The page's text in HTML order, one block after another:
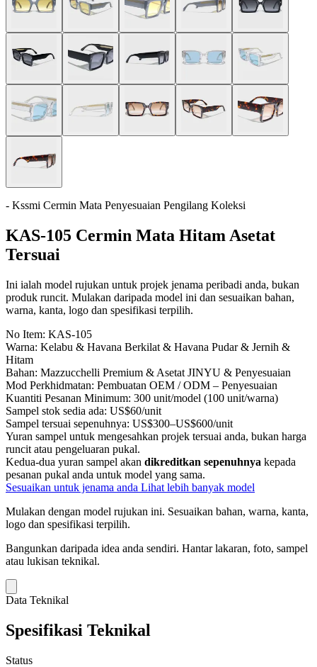
- Kssmi Cermin Mata Penyesuaian Pengilang Koleksi
KAS-105 Cermin Mata Hitam Asetat
Tersuai
Ini ialah model rujukan untuk projek jenama peribadi anda, bukan
produk runcit. Mulakan daripada model ini dan sesuaikan bahan,
warna, kanta, logo dan spesifikasi terpilih.
No Item: KAS-105
Warna: Kelabu & Havana Berkilat & Havana Pudar & Jernih &
Hitam
Bahan: Mazzucchelli Premium & Asetat JINYU & Penyesuaian
Mod Perkhidmatan: Pembuatan OEM / ODM – Penyesuaian
Kuantiti Pesanan Minimum: 300 unit/model (100 unit/warna)
Sampel stok sedia ada: US$60/unit
Sampel tersuai sepenuhnya: US$300–US$600/unit
Yuran sampel untuk mengesahkan projek tersuai anda, bukan harga
runcit atau pengeluaran pukal.
Kedua-dua yuran sampel akan dikreditkan sepenuhnya kepada
pesanan pukal anda untuk model yang sama.
Sesuaikan untuk jenama anda Lihat lebih banyak model
Mulakan dengan model rujukan ini. Sesuaikan bahan, warna, kanta,
logo dan spesifikasi terpilih.
Bangunkan daripada idea anda sendiri. Hantar lakaran, foto, sampel
atau lukisan teknikal.
Data Teknikal
Spesifikasi Teknikal
Status